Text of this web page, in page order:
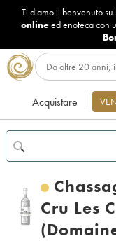
Ti diamo il benvenuto
onlineed enoteca con
Acquistare
Cru Les